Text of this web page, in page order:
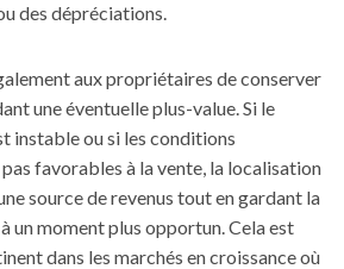
des dépréciations.
aux propriétaires de conserver
une éventuelle plus-value. Si le
instable ou si les conditions
favorables à la vente, la localisation
source de revenus tout en gardant la
un moment plus opportun. Cela est
dans les marchés en croissance où